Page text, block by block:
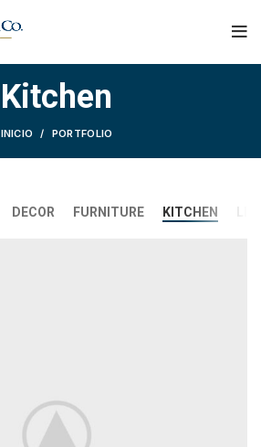
Kitchen
INICIO PORTFOLIO
DECOR FURNITURE KITCHEN